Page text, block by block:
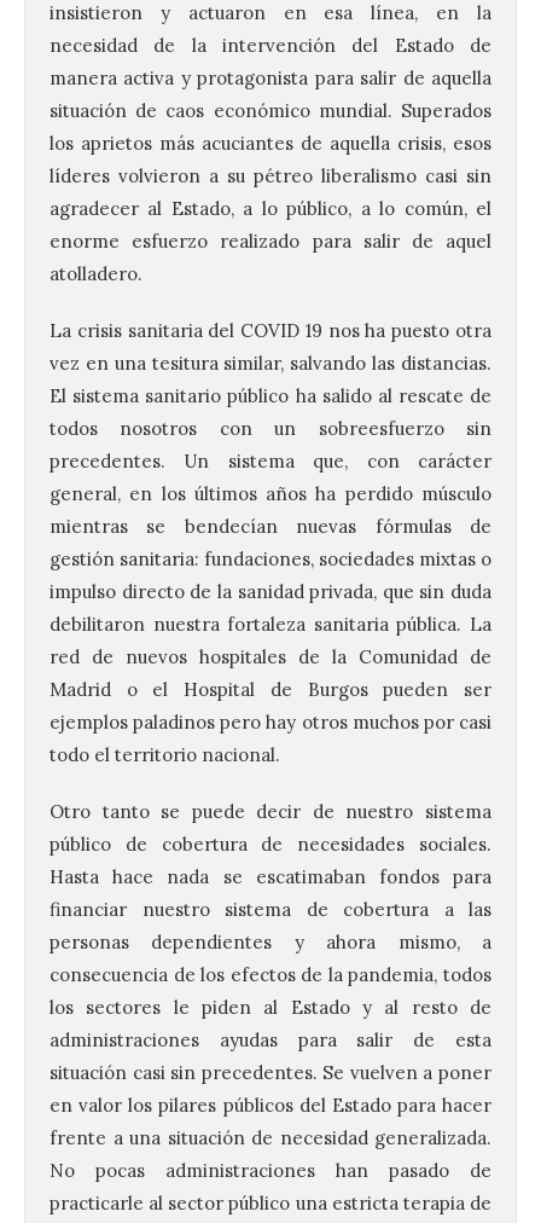
insistieron y actuaron en esa línea, en la
necesidad de la intervención del Estado de
manera activa y protagonista para salir de aquella
situación de caos económico mundial. Superados
los aprietos más acuciantes de aquella crisis, esos
líderes volvieron a su pétreo liberalismo casi sin
agradecer al Estado, a lo público, a lo común, el
enorme esfuerzo realizado para salir de aquel
atolladero.
La crisis sanitaria del COVID 19 nos ha puesto otra
vez en una tesitura similar, salvando las distancias.
El sistema sanitario público ha salido al rescate de
todos nosotros con un sobreesfuerzo sin
precedentes. Un sistema que, con carácter
general, en los últimos años ha perdido músculo
mientras se bendecían nuevas fórmulas de
gestión sanitaria: fundaciones, sociedades mixtas o
impulso directo de la sanidad privada, que sin duda
debilitaron nuestra fortaleza sanitaria pública. La
red de nuevos hospitales de la Comunidad de
Madrid o el Hospital de Burgos pueden ser
ejemplos paladinos pero hay otros muchos por casi
todo el territorio nacional.
Otro tanto se puede decir de nuestro sistema
público de cobertura de necesidades sociales.
Hasta hace nada se escatimaban fondos para
financiar nuestro sistema de cobertura a las
personas dependientes y ahora mismo, a
consecuencia de los efectos de la pandemia, todos
los sectores le piden al Estado y al resto de
administraciones ayudas para salir de esta
situación casi sin precedentes. Se vuelven a poner
en valor los pilares públicos del Estado para hacer
frente a una situación de necesidad generalizada.
No pocas administraciones han pasado de
practicarle al sector público una estricta terapia de